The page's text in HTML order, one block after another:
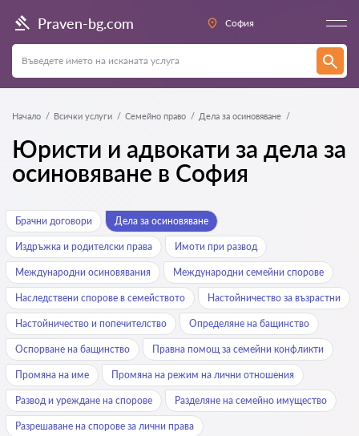
Praven-bg.com София
Начало Всички услуги Семейно право Дела за осиновяване
Юристи и адвокати за дела за
осиновяване в София
Брачни договори Дела за осиновяване
Издръжка и родителски права Имоти при развод
Международни осиновявания Международни семейни спорове
Наследствени спорове в семейството Настойничество за възрастни
Настойничество и попечителство Определяне на бащинство
Оспорване на бащинство Правна помощ за семейни конфликти
Промяна на име Промяна на режим на лични отношения
Развод и уреждане на спорове Разделяне на семейно имущество
Разрешаване на спорове за лични права